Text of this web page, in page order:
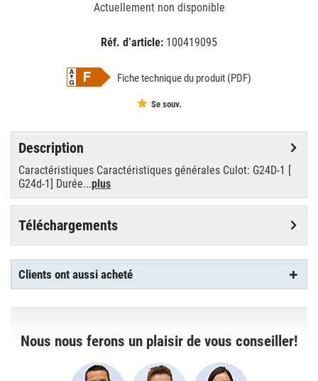
Actuellement non disponible
Réf. d’article: 100419095
Fiche technique du produit (PDF)
Se souv.
Description
Caractéristiques Caractéristiques générales Culot: G24D-1 [
G24d-1] Durée...plus
Téléchargements
Clients ont aussi acheté
Nous nous ferons un plaisir de vous conseiller!